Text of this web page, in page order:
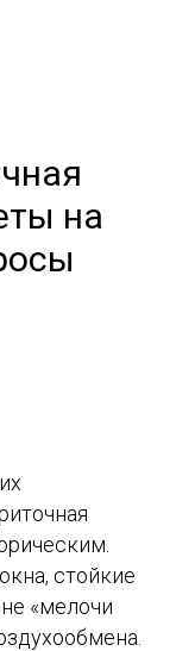
на
стойкие
«мелочи